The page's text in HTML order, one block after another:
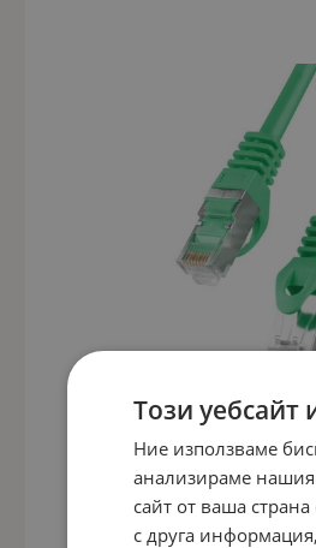
Този уебсайт
Ние използваме
анализираме
сайт от ваша
с друга